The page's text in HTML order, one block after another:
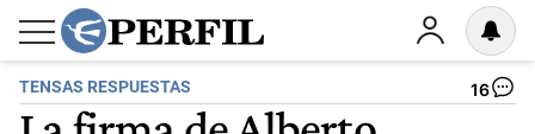
TENSAS RESPUESTAS 16